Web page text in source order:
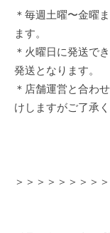
＊毎週土曜〜金曜
ます。
＊火曜日に発送で
発送となります。
＊店舗運営と合わ
けしますがご了承く
＞＞＞＞＞＞＞＞＞